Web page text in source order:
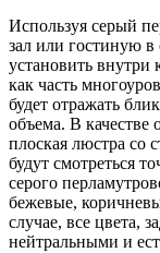
Используя серый
зал или гостиную
установить внутри
как часть
будет отражать
объема. В качестве
плоская люстра со
будут смотреться
серого
бежевые,
случае, все цвета,
нейтральными и